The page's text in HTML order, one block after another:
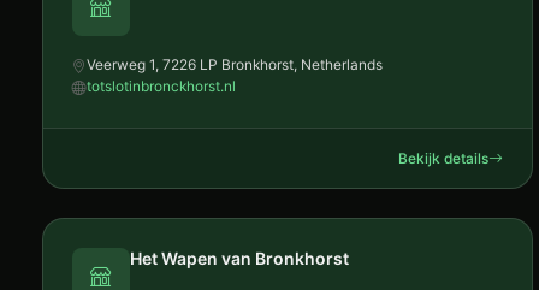
Veerweg 1, 7226 LP Bronkhorst, Netherlands
totslotinbronckhorst.nl
Bekijk details
Het Wapen van Bronkhorst